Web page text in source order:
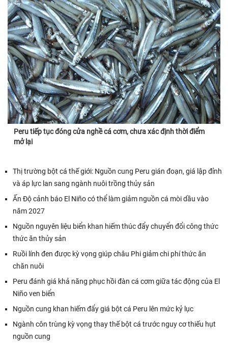
Peru tiếp tục đóng cửa nghề cá cơm, chưa xác định thời điểm
mở lại
Thị trường bột cá thế giới: Nguồn cung Peru gián đoạn, giá lập đỉnh
và áp lực lan sang ngành nuôi trồng thủy sản
Ấn Độ cảnh báo El Niño có thể làm giảm nguồn cá mòi dầu vào
năm 2027
Nguồn nguyên liệu biển khan hiếm thúc đẩy chuyển đổi công thức
thức ăn thủy sản
Ruồi lính đen được kỳ vọng giúp châu Phi giảm chi phí thức ăn
chăn nuôi
Peru đánh giá khả năng phục hồi đàn cá cơm giữa tác động của El
Niño ven biển
Nguồn cung khan hiếm đẩy giá bột cá Peru lên mức kỷ lục
Ngành côn trùng kỳ vọng thay thế bột cá trước nguy cơ thiếu hụt
nguồn cung